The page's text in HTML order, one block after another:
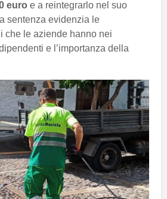
euro e a reintegrarlo nel suo
sentenza evidenzia le
che le aziende hanno nei
e l’importanza della